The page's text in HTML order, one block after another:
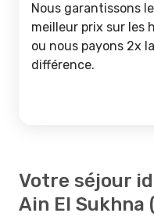
Nous garantissons le
meilleur prix sur les
ou nous payons 2x la
différence.
Votre séjour
Ain El Sukhna